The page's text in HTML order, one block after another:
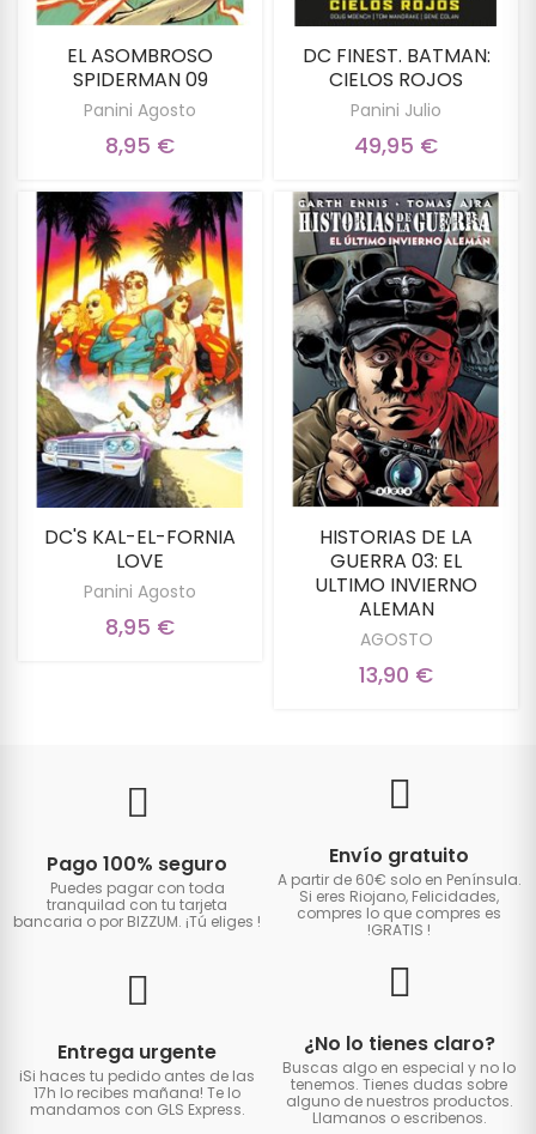
EL ASOMBROSO
SPIDERMAN 09
Panini Agosto
8,95 €
DC FINEST. BATMAN:
CIELOS ROJOS
Panini Julio
49,95 €
DC'S KAL-EL-FORNIA
LOVE
Panini Agosto
8,95 €
HISTORIAS DE LA
GUERRA 03: EL
ULTIMO INVIERNO
ALEMAN
AGOSTO
13,90 €
Pago 100% seguro
Puedes pagar con toda
tranquilad con tu tarjeta
bancaria o por BIZZUM. ¡Tú eliges !
Envío gratuito
A partir de 60€ solo en Península.
Si eres Riojano, Felicidades,
compres lo que compres es
!GRATIS !
Entrega urgente
iSi haces tu pedido antes de las
17h lo recibes mañana! Te lo
mandamos con GLS Express.
¿No lo tienes claro?
Buscas algo en especial y no lo
tenemos. Tienes dudas sobre
alguno de nuestros productos.
Llamanos o escribenos.